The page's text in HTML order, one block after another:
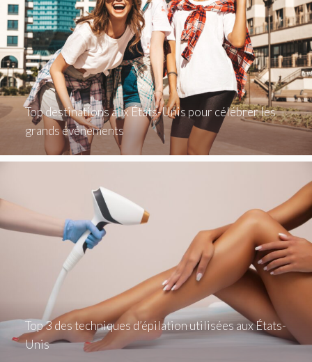
Top destinations aux États-Unis pour célébrer les
grands événements
Top 3 des techniques d’épilation utilisées aux États-
Unis